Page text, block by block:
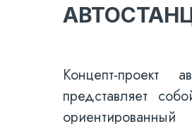
Концепт-проект
представляет